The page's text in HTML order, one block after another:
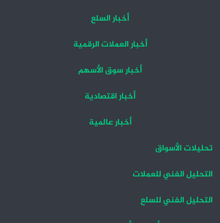
أخبار السلع
أخبار العملات الرقمية
أخبار سوق الأسهم
أخبار اقتصادية
أخبار عالمية
تحليلات الأسواق
التحليل الفني للعملات
التحليل الفني للسلع